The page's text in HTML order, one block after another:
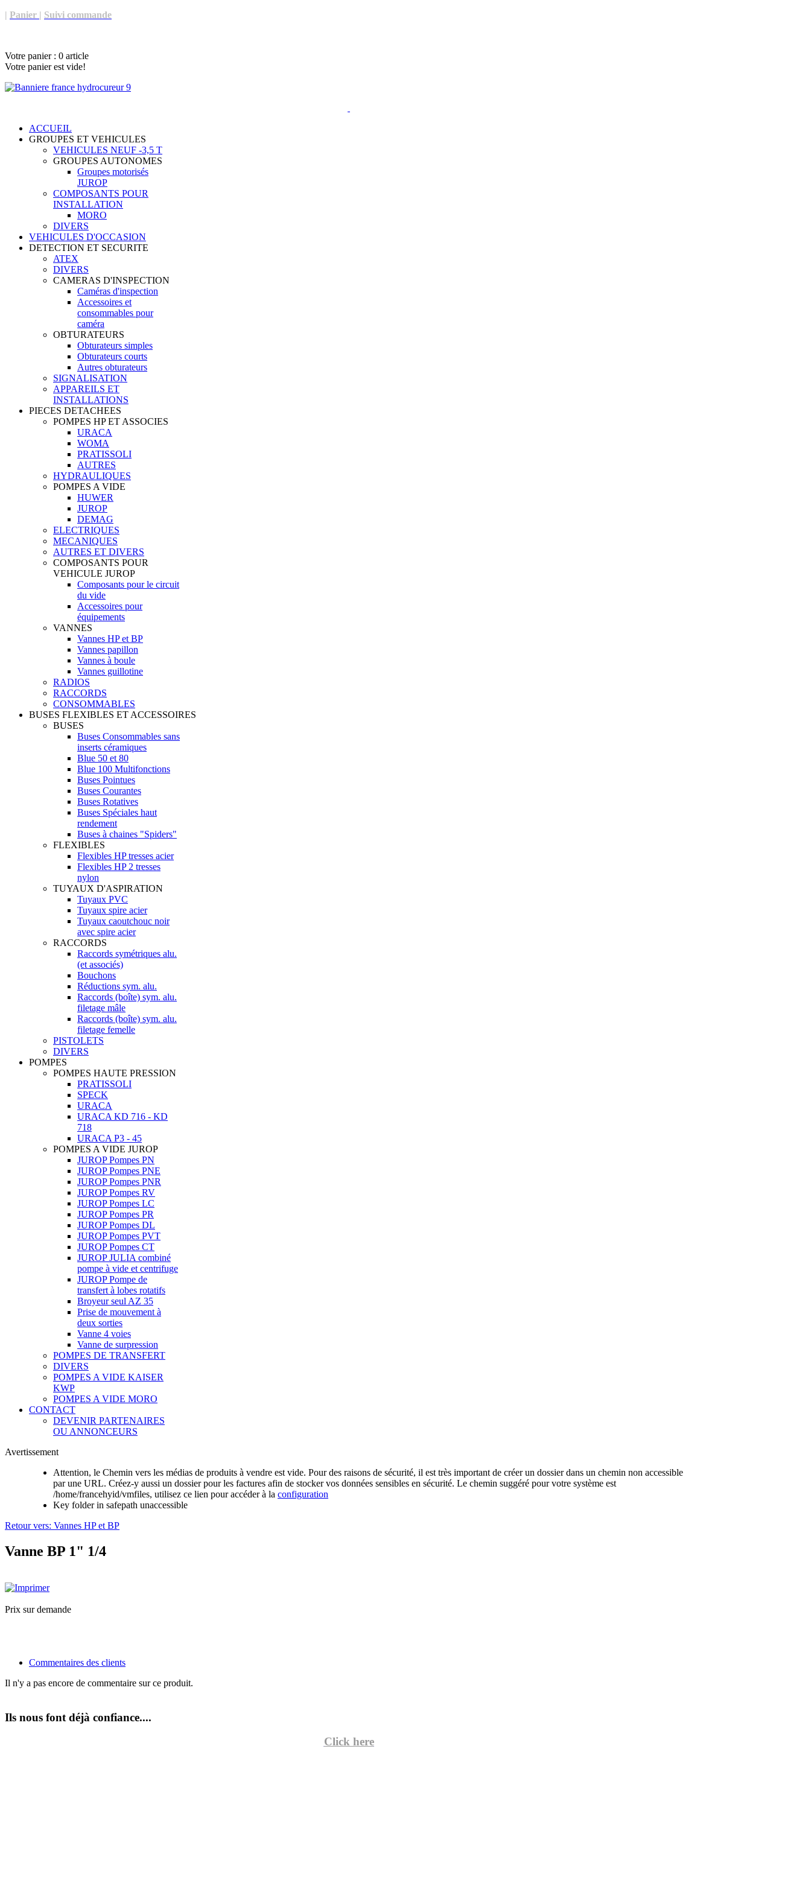
| Panier | Suivi commande
Votre panier : 0 article
Votre panier est vide!
ACCUEIL
GROUPES ET VEHICULES
VEHICULES NEUF -3,5 T
GROUPES AUTONOMES
Groupes motorisés
JUROP
COMPOSANTS POUR
INSTALLATION
MORO
DIVERS
VEHICULES D'OCCASION
DETECTION ET SECURITE
ATEX
DIVERS
CAMERAS D'INSPECTION
Caméras d'inspection
Accessoires et
consommables pour
caméra
OBTURATEURS
Obturateurs simples
Obturateurs courts
Autres obturateurs
SIGNALISATION
APPAREILS ET
INSTALLATIONS
PIECES DETACHEES
POMPES HP ET ASSOCIES
URACA
WOMA
PRATISSOLI
AUTRES
HYDRAULIQUES
POMPES A VIDE
HUWER
JUROP
DEMAG
ELECTRIQUES
MECANIQUES
AUTRES ET DIVERS
COMPOSANTS POUR
VEHICULE JUROP
Composants pour le circuit
du vide
Accessoires pour
équipements
VANNES
Vannes HP et BP
Vannes papillon
Vannes à boule
Vannes guillotine
RADIOS
RACCORDS
CONSOMMABLES
BUSES FLEXIBLES ET ACCESSOIRES
BUSES
Buses Consommables sans
inserts céramiques
Blue 50 et 80
Blue 100 Multifonctions
Buses Pointues
Buses Courantes
Buses Rotatives
Buses Spéciales haut
rendement
Buses à chaines "Spiders"
FLEXIBLES
Flexibles HP tresses acier
Flexibles HP 2 tresses
nylon
TUYAUX D'ASPIRATION
Tuyaux PVC
Tuyaux spire acier
Tuyaux caoutchouc noir
avec spire acier
RACCORDS
Raccords symétriques alu.
(et associés)
Bouchons
Réductions sym. alu.
Raccords (boîte) sym. alu.
filetage mâle
Raccords (boîte) sym. alu.
filetage femelle
PISTOLETS
DIVERS
POMPES
POMPES HAUTE PRESSION
PRATISSOLI
SPECK
URACA
URACA KD 716 - KD
718
URACA P3 - 45
POMPES A VIDE JUROP
JUROP Pompes PN
JUROP Pompes PNE
JUROP Pompes PNR
JUROP Pompes RV
JUROP Pompes LC
JUROP Pompes PR
JUROP Pompes DL
JUROP Pompes PVT
JUROP Pompes CT
JUROP JULIA combiné
pompe à vide et centrifuge
JUROP Pompe de
transfert à lobes rotatifs
Broyeur seul AZ 35
Prise de mouvement à
deux sorties
Vanne 4 voies
Vanne de surpression
POMPES DE TRANSFERT
DIVERS
POMPES A VIDE KAISER
KWP
POMPES A VIDE MORO
CONTACT
DEVENIR PARTENAIRES
OU ANNONCEURS
Avertissement
Attention, le Chemin vers les médias de produits à vendre est vide. Pour des raisons de sécurité, il est très important de créer un dossier dans un chemin non accessible
par une URL. Créez-y aussi un dossier pour les factures afin de stocker vos données sensibles en sécurité. Le chemin suggéré pour votre système est
/home/francehyid/vmfiles, utilisez ce lien pour accéder à la configuration
Key folder in safepath unaccessible
Retour vers: Vannes HP et BP
Vanne BP 1" 1/4
Prix sur demande
Commentaires des clients
Il n'y a pas encore de commentaire sur ce produit.
Ils nous font déjà confiance....
Click here